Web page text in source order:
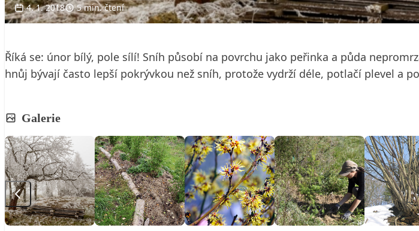
4. 1. 2018 5 min. čtení
Říká se: únor bílý, pole sílí! Sníh působí na povrchu jako peřinka a půda
hnůj bývají často lepší pokrývkou než sníh, protože vydrží déle, potlačí plevel a
Galerie